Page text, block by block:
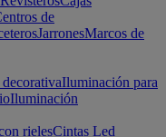
de
JarronesMarcos de
Iluminación para
Iluminación
rielesCintas Led